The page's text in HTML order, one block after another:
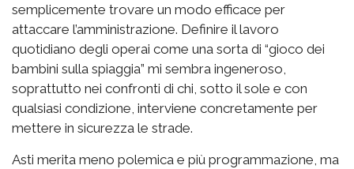
semplicemente trovare un modo efficace per
attaccare l’amministrazione. Definire il lavoro
quotidiano degli operai come una sorta di “gioco dei
bambini sulla spiaggia” mi sembra ingeneroso,
soprattutto nei confronti di chi, sotto il sole e con
qualsiasi condizione, interviene concretamente per
mettere in sicurezza le strade.
Asti merita meno polemica e più programmazione, ma